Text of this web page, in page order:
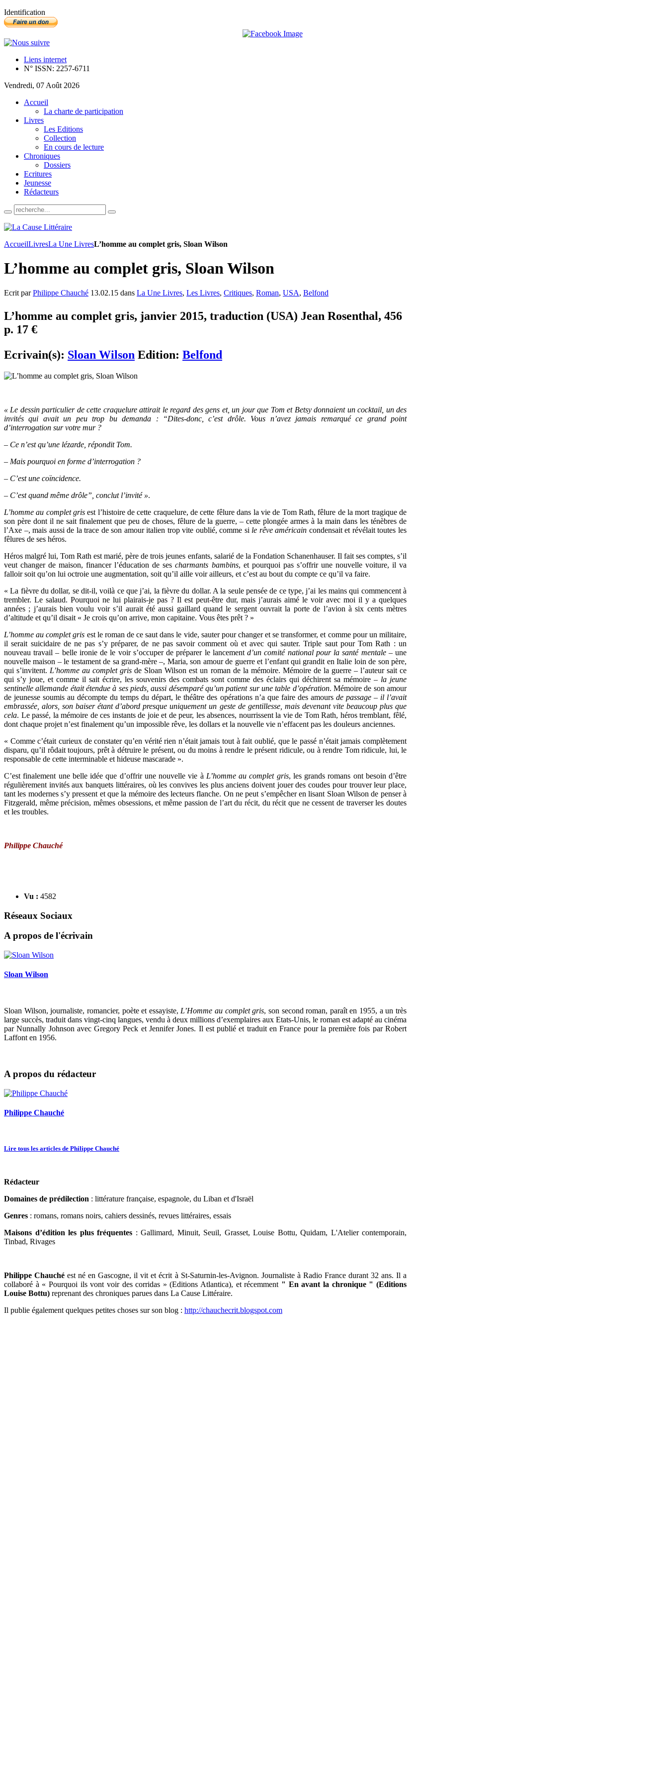
Identification
Liens internet
N° ISSN: 2257-6711
Vendredi, 07 Août 2026
Accueil
La charte de participation
Livres
Les Editions
Collection
En cours de lecture
Chroniques
Dossiers
Ecritures
Jeunesse
Rédacteurs
AccueilLivresLa Une LivresL’homme au complet gris, Sloan Wilson
L’homme au complet gris, Sloan Wilson
Ecrit parPhilippe Chauché 13.02.15 dans La Une Livres, Les Livres, Critiques, Roman, USA, Belfond
L’homme au complet gris, janvier 2015, traduction (USA) Jean Rosenthal, 456
p. 17 €
Ecrivain(s): Sloan Wilson Edition: Belfond
« Le dessin particulier de cette craquelure attirait le regard des gens et, un jour que Tom et Betsy donnaient un cocktail, un des
invités qui avait un peu trop bu demanda : “Dites-donc, c’est drôle. Vous n’avez jamais remarqué ce grand point
d’interrogation sur votre mur ?
– Ce n’est qu’une lézarde, répondit Tom.
– Mais pourquoi en forme d’interrogation ?
– C’est une coïncidence.
– C’est quand même drôle”, conclut l’invité ».
L’homme au complet gris est l’histoire de cette craquelure, de cette fêlure dans la vie de Tom Rath, fêlure de la mort tragique de
son père dont il ne sait finalement que peu de choses, fêlure de la guerre, – cette plongée armes à la main dans les ténèbres de
l’Axe –, mais aussi de la trace de son amour italien trop vite oublié, comme si le rêve américain condensait et révélait toutes les
fêlures de ses héros.
Héros malgré lui, Tom Rath est marié, père de trois jeunes enfants, salarié de la Fondation Schanenhauser. Il fait ses comptes, s’il
veut changer de maison, financer l’éducation de sescharmants bambins, et pourquoi pas s’offrir une nouvelle voiture, il va
falloir soit qu’on lui octroie une augmentation, soit qu’il aille voir ailleurs, et c’est au bout du compte ce qu’il va faire.
« La fièvre du dollar, se dit-il, voilà ce que j’ai, la fièvre du dollar. A la seule pensée de ce type, j’ai les mains qui commencent à
trembler. Le salaud. Pourquoi ne lui plairais-je pas ? Il est peut-être dur, mais j’aurais aimé le voir avec moi il y a quelques
années ; j’aurais bien voulu voir s’il aurait été aussi gaillard quand le sergent ouvrait la porte de l’avion à six cents mètres
d’altitude et qu’il disait « Je crois qu’on arrive, mon capitaine. Vous êtes prêt ? »
L’homme au complet gris est le roman de ce saut dans le vide, sauter pour changer et se transformer, et comme pour un militaire,
il serait suicidaire de ne pas s’y préparer, de ne pas savoir comment où et avec qui sauter. Triple saut pour Tom Rath : un
nouveau travail – belle ironie de le voir s’occuper de préparer le lancementd’un comité national pour la santé mentale– une
nouvelle maison – le testament de sa grand-mère –, Maria, son amour de guerre et l’enfant qui grandit en Italie loin de son père,
qui s’invitent. L’homme au complet gris de Sloan Wilson est un roman de la mémoire. Mémoire de la guerre – l’auteur sait ce
qui s’y joue, et comme il sait écrire, les souvenirs des combats sont comme des éclairs qui déchirent sa mémoire – la jeune
sentinelle allemande était étendue à ses pieds, aussi désemparé qu’un patient sur une table d’opération. Mémoire de son amour
de jeunesse soumis au décompte du temps du départ, le théâtre des opérations n’a que faire des amours de passage– il l’avait
embrassée, alors, son baiser étant d’abord presque uniquement un geste de gentillesse, mais devenant vite beaucoup plus que
cela. Le passé, la mémoire de ces instants de joie et de peur, les absences, nourrissent la vie de Tom Rath, héros tremblant, fêlé,
dont chaque projet n’est finalement qu’un impossible rêve, les dollars et la nouvelle vie n’effacent pas les douleurs anciennes.
« Comme c’était curieux de constater qu’en vérité rien n’était jamais tout à fait oublié, que le passé n’était jamais complètement
disparu, qu’il rôdait toujours, prêt à détruire le présent, ou du moins à rendre le présent ridicule, ou à rendre Tom ridicule, lui, le
responsable de cette interminable et hideuse mascarade ».
C’est finalement une belle idée que d’offrir une nouvelle vie à L’homme au complet gris, les grands romans ont besoin d’être
régulièrement invités aux banquets littéraires, où les convives les plus anciens doivent jouer des coudes pour trouver leur place,
tant les modernes s’y pressent et que la mémoire des lecteurs flanche. On ne peut s’empêcher en lisant Sloan Wilson de penser à
Fitzgerald, même précision, mêmes obsessions, et même passion de l’art du récit, du récit que ne cessent de traverser les doutes
et les troubles.
Philippe Chauché
Vu : 4582
Réseaux Sociaux
A propos de l'écrivain
Sloan Wilson
Sloan Wilson, journaliste, romancier, poète et essayiste,L’Homme au complet gris, son second roman, paraît en 1955, a un très
large succès, traduit dans vingt-cinq langues, vendu à deux millions d’exemplaires aux Etats-Unis, le roman est adapté au cinéma
par Nunnally Johnson avec Gregory Peck et Jennifer Jones. Il est publié et traduit en France pour la première fois par Robert
Laffont en 1956.
A propos du rédacteur
Philippe Chauché
Lire tous les articles de Philippe Chauché
Rédacteur
Domaines de prédilection : littérature française, espagnole, du Liban et d'Israël
Genres : romans, romans noirs, cahiers dessinés, revues littéraires, essais
Maisons d’édition les plus fréquentes : Gallimard, Minuit, Seuil, Grasset, Louise Bottu, Quidam, L'Atelier contemporain,
Tinbad, Rivages
Philippe Chauché est né en Gascogne, il vit et écrit à St-Saturnin-les-Avignon. Journaliste à Radio France durant 32 ans. Il a
collaboré à « Pourquoi ils vont voir des corridas » (Editions Atlantica), et récemment " En avant la chronique " (Editions
Louise Bottu) reprenant des chroniques parues dans La Cause Littéraire.
Il publie également quelques petites choses sur son blog : http://chauchecrit.blogspot.com